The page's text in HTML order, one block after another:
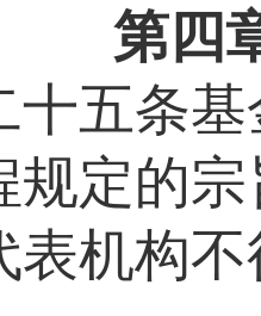
第
五条基
规定的
表机构